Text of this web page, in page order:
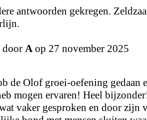
antwoorden gekregen.
door A op 27 november 2025
de Olof groei-oefening
mogen ervaren! Heel
vaker gesproken en door zijn